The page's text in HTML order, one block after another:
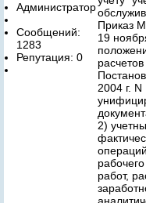
Администратор
Сообщений:
1283
Репутация: 0
Приказ
19
2004 г.
2)
работ,